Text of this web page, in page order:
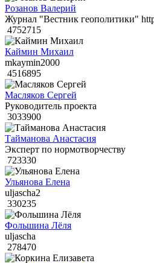
Розанов Валерий
Журнал "Вестник геополитики"
4752715
Каймин Михаил
mkaymin2000
4516895
Масляков Сергей
Руководитель проекта
3033900
Тайманова Анастасия
Эксперт по нормотворчеству
723330
Ульянова Елена
uljascha2
330235
Фольшина Лёля
uljascha
278470